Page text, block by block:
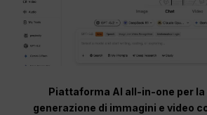
Piattaforma AI all-in-one per
generazione di immagini e video